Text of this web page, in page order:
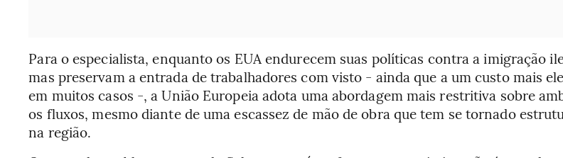
Para o especialista, enquanto os EUA endurecem suas políticas contra a imigração
mas preservam a entrada de trabalhadores com visto - ainda que a um custo mais
em muitos casos -, a União Europeia adota uma abordagem mais restritiva sobre
os fluxos, mesmo diante de uma escassez de mão de obra que tem se tornado
na região.